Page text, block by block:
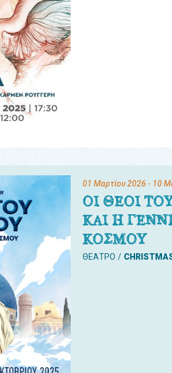
01 Μαρτίου 2026 - 10
ΟΙ ΘΕΟΙ
ΚΑΙ Η
ΚΟΣΜΟΥ
ΘΕΑΤΡΟ